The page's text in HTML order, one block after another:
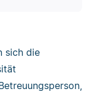
sich die